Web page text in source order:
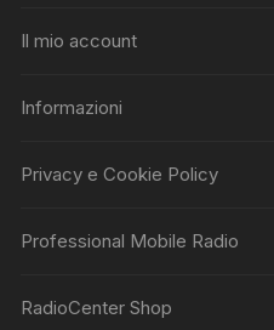
Il mio account
Informazioni
Privacy e Cookie Policy
Professional Mobile Radio
RadioCenter Shop